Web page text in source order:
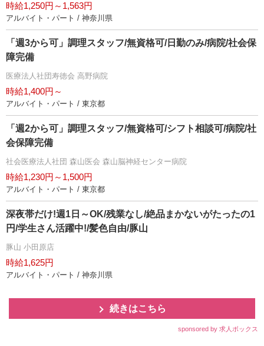
時給1,250円～1,563円
アルバイト・パート / 神奈川県
「週3から可」調理スタッフ/無資格可/日勤のみ/病院/社会保
障完備
医療法人社団寿徳会 高野病院
時給1,400円～
アルバイト・パート / 東京都
「週2から可」調理スタッフ/無資格可/シフト相談可/病院/社
会保障完備
社会医療法人社団 森山医会 森山脳神経センター病院
時給1,230円～1,500円
アルバイト・パート / 東京都
深夜帯だけ!週1日～OK/残業なし/絶品まかないがたったの1
円/学生さん活躍中!/髪色自由/豚山
豚山 小田原店
時給1,625円
アルバイト・パート / 神奈川県
続きはこちら
sponsored by 求人ボックス